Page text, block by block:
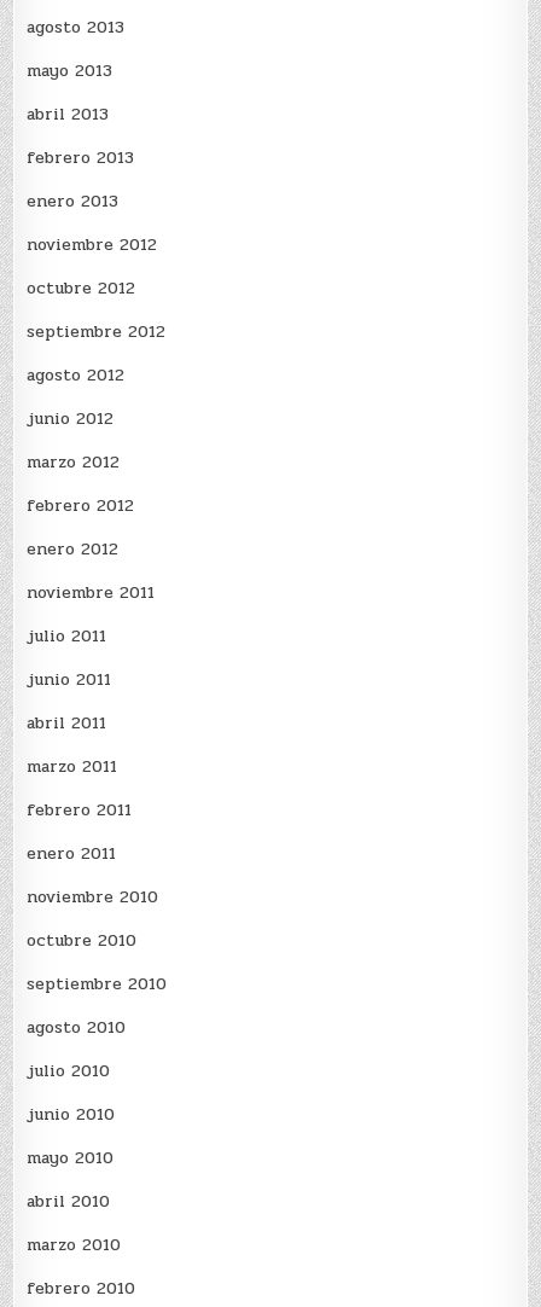
agosto 2013
mayo 2013
abril 2013
febrero 2013
enero 2013
noviembre 2012
octubre 2012
septiembre 2012
agosto 2012
junio 2012
marzo 2012
febrero 2012
enero 2012
noviembre 2011
julio 2011
junio 2011
abril 2011
marzo 2011
febrero 2011
enero 2011
noviembre 2010
octubre 2010
septiembre 2010
agosto 2010
julio 2010
junio 2010
mayo 2010
abril 2010
marzo 2010
febrero 2010